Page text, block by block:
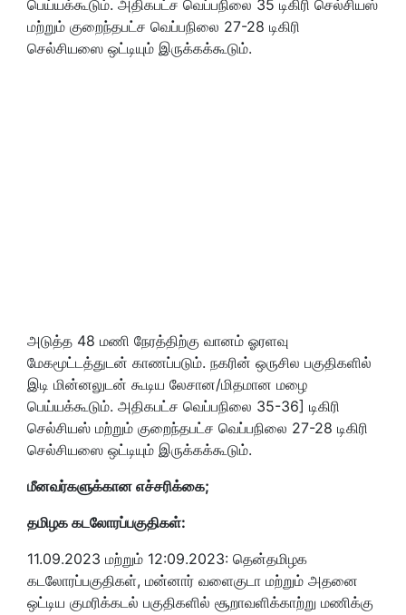
பெய்யக்கூடும். அதிகபட்ச வெப்பநிலை 35 டிகிரி செல்சியஸ்
மற்றும் குறைந்தபட்ச வெப்பநிலை 27-28 டிகிரி
செல்சியஸை ஒட்டியும் இருக்கக்கூடும்.
அடுத்த 48 மணி நேரத்திற்கு வானம் ஓரளவு
மேகமூட்டத்துடன் காணப்படும். நகரின் ஒருசில பகுதிகளில்
இடி மின்னலுடன் கூடிய லேசான/மிதமான மழை
பெய்யக்கூடும். அதிகபட்ச வெப்பநிலை 35-36] டிகிரி
செல்சியஸ் மற்றும் குறைந்தபட்ச வெப்பநிலை 27-28 டிகிரி
செல்சியஸை ஒட்டியும் இருக்கக்கூடும்.
மீனவர்களுக்கான எச்சரிக்கை;
தமிழக கடலோரப்பகுதிகள்:
11.09.2023 மற்றும் 12:09.2023: தென்தமிழக
கடலோரப்பகுதிகள், மன்னார் வளைகுடா மற்றும் அதனை
ஒட்டிய குமரிக்கடல் பகுதிகளில் சூறாவளிக்காற்று மணிக்கு